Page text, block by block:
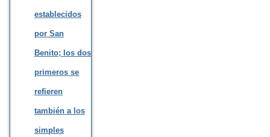
establecidos
por San
Benito; los dos
primeros se
refieren
también a los
simples